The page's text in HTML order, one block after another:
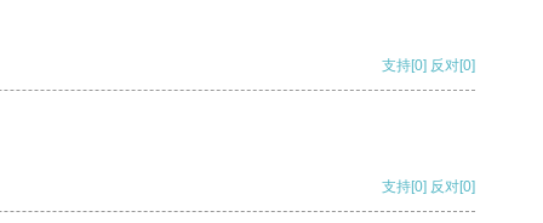
支持[0] 反对[0]
支持[0] 反对[0]